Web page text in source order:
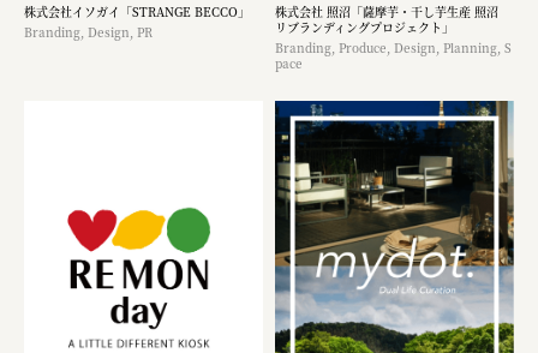
株式会社イソガイ「STRANGE BECCO」
Branding, Design, PR
株式会社 照沼「薩摩芋・干し芋生産 照沼
リブランディングプロジェクト」
Branding, Produce, Design, Planning, S
pace